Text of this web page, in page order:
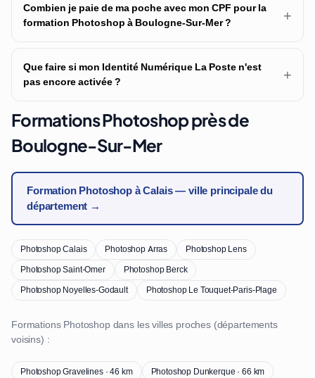
Combien je paie de ma poche avec mon CPF pour la
formation Photoshop à Boulogne-Sur-Mer ?
+
Que faire si mon Identité Numérique La Poste n'est
pas encore activée ?
+
Formations Photoshop près de
Boulogne-Sur-Mer
Formation Photoshop à Calais — ville principale du
département →
Photoshop Calais Photoshop Arras
Photoshop Lens
Photoshop Saint-Omer
Photoshop Berck
Photoshop Noyelles-Godault
Photoshop Le Touquet-Paris-Plage
Formations Photoshop dans les villes proches (départements
voisins) :
Photoshop Gravelines · 46 km Photoshop Dunkerque · 66 km